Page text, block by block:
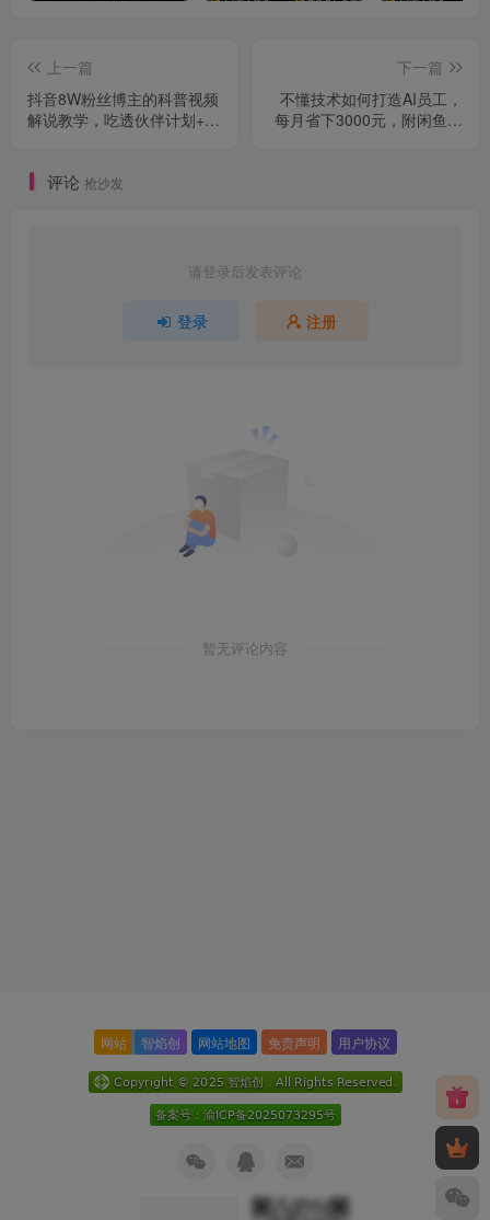
上一篇
抖音8W粉丝博主的科普视频
解说教学，吃透伙伴计划+精
下一篇
不懂技术如何打造AI员工，
每月省下3000元，附闲鱼、
评论 抢沙发
请登录后发表评论
登录 注册
暂无评论内容
网站 智焰创 网站地图 免责声明 用户协议